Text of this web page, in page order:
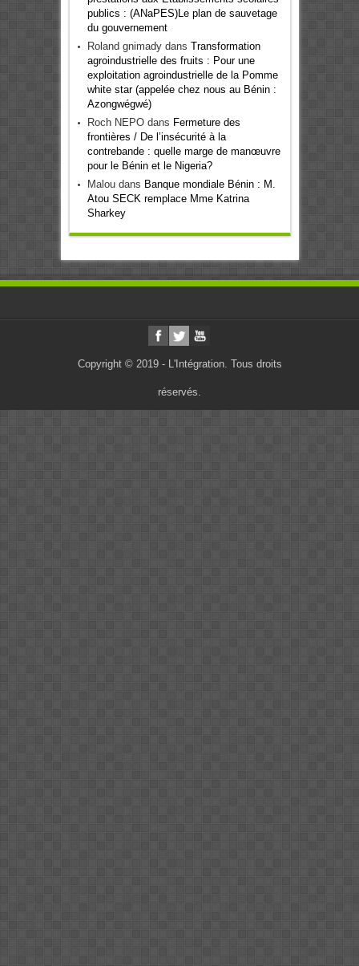
publics : (ANaPES)Le plan de sauvetage
du gouvernement
Roland gnimadydans Transformation
agroindustrielle des fruits : Pour une
exploitation agroindustrielle de la Pomme
white star (appelée chez nous au Bénin :
Azongwégwé)
Roch NEPOdans Fermeture des
frontières / De l’insécurité à la
contrebande : quelle marge de manœuvre
pour le Bénin et le Nigeria?
Maloudans Banque mondiale Bénin : M.
Atou SECK remplace Mme Katrina
Sharkey
Copyright © 2019 - L'Intégration. Tous droits
réservés.